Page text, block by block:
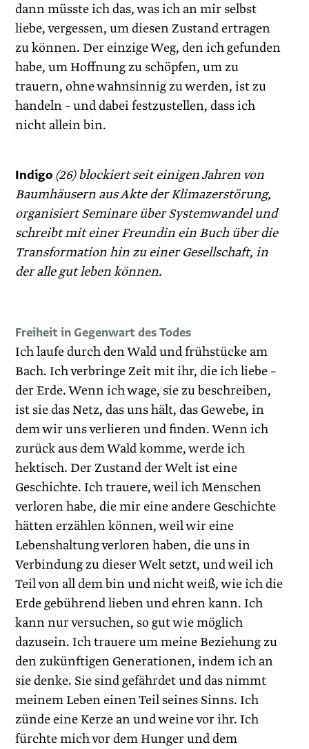
dann müsste ich das, was ich an mir selbst
liebe, vergessen, um diesen Zustand ertragen
zu können. Der einzige Weg, den ich gefunden
habe, um Hoffnung zu schöpfen, um zu
trauern, ohne wahnsinnig zu werden, ist zu
handeln – und dabei festzustellen, dass ich
nicht allein bin.
Indigo (26) blockiert seit einigen Jahren von
Baumhäusern aus Akte der Klimazerstörung,
organisiert Seminare über Systemwandel und
schreibt mit einer Freundin ein Buch über die
Transformation hin zu einer Gesellschaft, in
der alle gut leben können.
Freiheit in Gegenwart des Todes
Ich laufe durch den Wald und frühstücke am
Bach. Ich verbringe Zeit mit ihr, die ich liebe –
der Erde. Wenn ich wage, sie zu beschreiben,
ist sie das Netz, das uns hält, das Gewebe, in
dem wir uns verlieren und finden. Wenn ich
zurück aus dem Wald komme, werde ich
hektisch. Der Zustand der Welt ist eine
Geschichte. Ich trauere, weil ich Menschen
verloren habe, die mir eine andere Geschichte
hätten erzählen können, weil wir eine
Lebenshaltung verloren haben, die uns in
Verbindung zu dieser Welt setzt, und weil ich
Teil von all dem bin und nicht weiß, wie ich die
Erde gebührend lieben und ehren kann. Ich
kann nur versuchen, so gut wie möglich
dazusein. Ich trauere um meine Beziehung zu
den zukünftigen Generationen, indem ich an
sie denke. Sie sind gefährdet und das nimmt
meinem Leben einen Teil seines Sinns. Ich
zünde eine Kerze an und weine vor ihr. Ich
fürchte mich vor dem Hunger und dem